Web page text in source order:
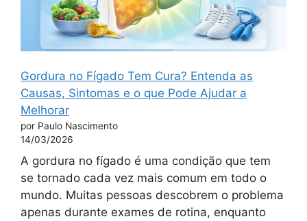
Gordura no Fígado Tem Cura? Entenda as
Causas, Sintomas e o que Pode Ajudar a
Melhorar
por Paulo Nascimento
14/03/2026
A gordura no fígado é uma condição que tem
se tornado cada vez mais comum em todo o
mundo. Muitas pessoas descobrem o problema
apenas durante exames de rotina, enquanto